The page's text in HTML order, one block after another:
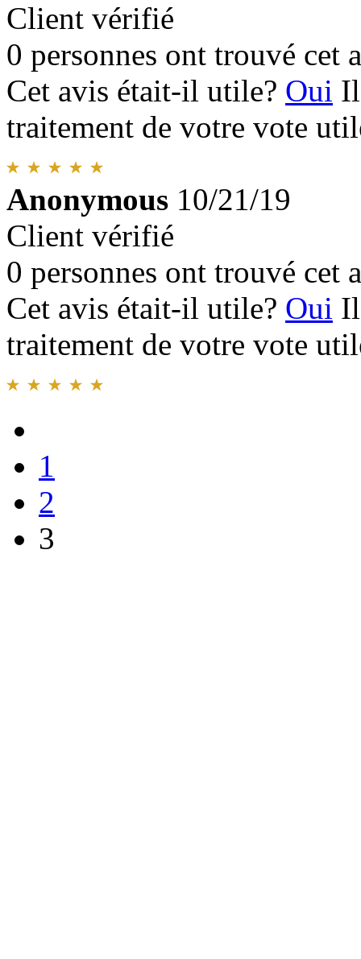
Client vérifié
0 personnes ont trouvé cet
Cet avis était-il utile? Oui
traitement de votre vote
Anonymous 10/21/19
Client vérifié
0 personnes ont trouvé cet
Cet avis était-il utile? Oui
traitement de votre vote
1
2
3